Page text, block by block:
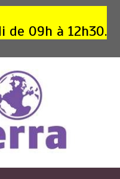
de 09h à 12h30.